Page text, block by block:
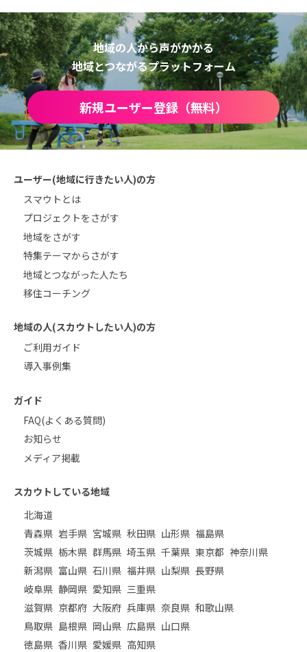
地域の人から声がかかる
地域とつながるプラットフォーム
新規ユーザー登録（無料）
ユーザー(地域に行きたい人)の方
スマウトとは
プロジェクトをさがす
地域をさがす
特集テーマからさがす
地域とつながった人たち
移住コーチング
地域の人(スカウトしたい人)の方
ご利用ガイド
導入事例集
ガイド
FAQ(よくある質問)
お知らせ
メディア掲載
スカウトしている地域
北海道
青森県 岩手県 宮城県 秋田県 山形県 福島県
茨城県 栃木県 群馬県 埼玉県 千葉県 東京都 神奈川県
新潟県 富山県 石川県 福井県 山梨県 長野県
岐阜県 静岡県 愛知県 三重県
滋賀県 京都府 大阪府 兵庫県 奈良県 和歌山県
鳥取県 島根県 岡山県 広島県 山口県
徳島県 香川県 愛媛県 高知県